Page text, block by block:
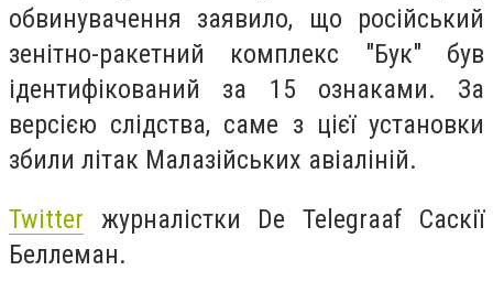
обвинувачення заявило, що російський
зенітно-ракетний комплекс "Бук" був
ідентифікований за 15 ознаками. За
версією слідства, саме з цієї установки
збили літак Малазійських авіаліній.
Twitter журналістки De Telegraaf Саскії
Беллеман.